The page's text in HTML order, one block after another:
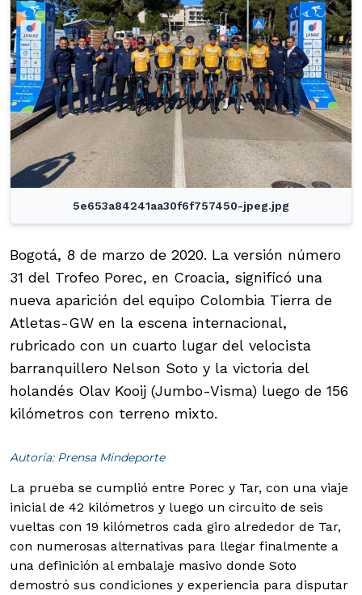
5e653a84241aa30f6f757450-jpeg.jpg
Bogotá, 8 de marzo de 2020. La versión número
31 del Trofeo Porec, en Croacia, significó una
nueva aparición del equipo Colombia Tierra de
Atletas-GW en la escena internacional,
rubricado con un cuarto lugar del velocista
barranquillero Nelson Soto y la victoria del
holandés Olav Kooij (Jumbo-Visma) luego de 156
kilómetros con terreno mixto.
Autoría: Prensa Mindeporte
La prueba se cumplió entre Porec y Tar, con una viaje
inicial de 42 kilómetros y luego un circuito de seis
vueltas con 19 kilómetros cada giro alrededor de Tar,
con numerosas alternativas para llegar finalmente a
una definición al embalaje masivo donde Soto
demostró sus condiciones y experiencia para disputar